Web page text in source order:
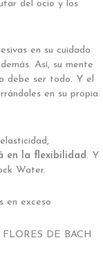
del ocio y los
en su cuidado
Así, su mente
debe ser todo. Y el
en su propia
en la flexibilidad . Y
Water.
DE BACH